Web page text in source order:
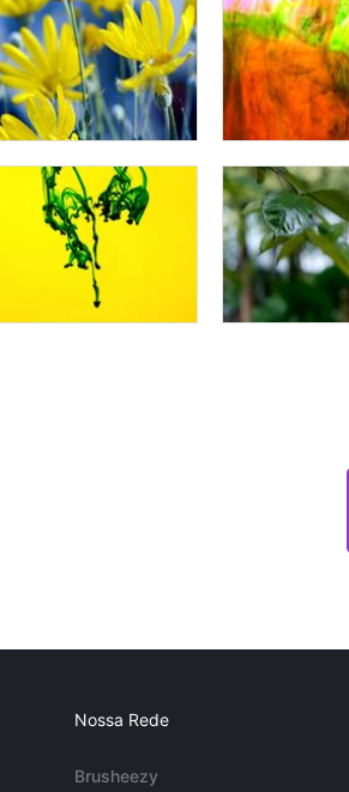
Nossa Rede
Brusheezy